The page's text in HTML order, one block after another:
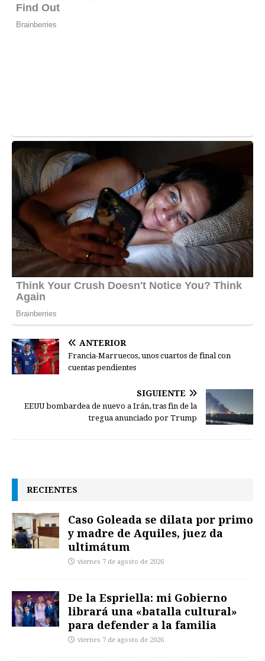
ANTERIOR
Francia-Marruecos, unos cuartos de final con
cuentas pendientes
SIGUIENTE
EEUU bombardea de nuevo a Irán, tras fin de la
tregua anunciado por Trump
RECIENTES
Caso Goleada se dilata por primo
y madre de Aquiles, juez da
ultimátum
viernes 7 de agosto de 2026
De la Espriella: mi Gobierno
librará una «batalla cultural»
para defender a la familia
viernes 7 de agosto de 2026